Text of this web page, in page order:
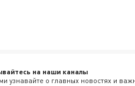
на наши каналы
узнавайте о главных новостях и